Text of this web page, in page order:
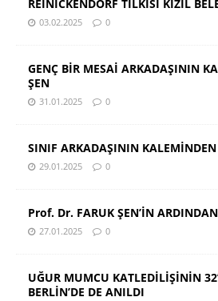
REINICKENDORF TİLKİSİ KIZIL
03.02.2025 0
GENÇ BİR MESAİ ARKADAŞININ
ŞEN
31.01.2025 0
SINIF ARKADAŞININ KALEMİNDEN
29.01.2025 0
Prof. Dr. FARUK ŞEN’İN ARDINDAN
27.01.2025 0
UĞUR MUMCU KATLEDİLİŞİNİN
BERLİN’DE DE ANILDI